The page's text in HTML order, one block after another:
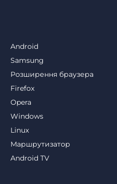
Android
Samsung
Розширення браузера
Firefox
Opera
Windows
Linux
Маршрутизатор
Android TV